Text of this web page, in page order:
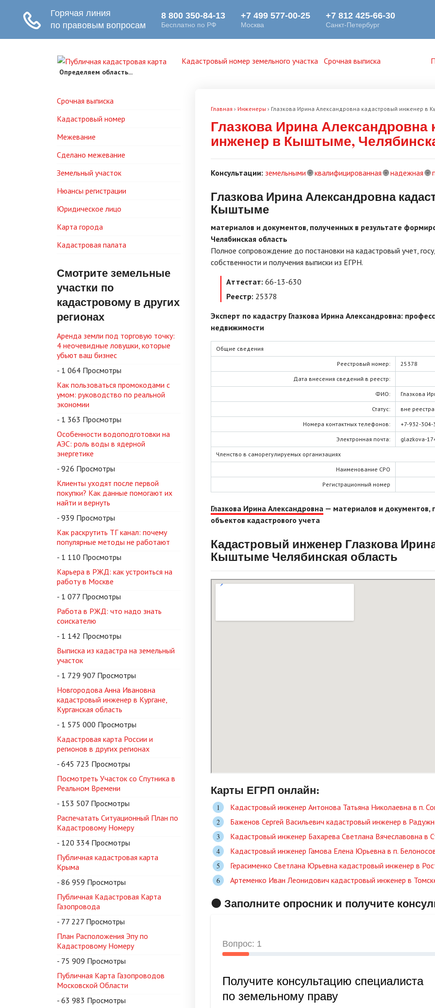
Кадастровый номер земельного участка Срочная выписка
Определяем область...
Главная › Инженеры › Глазкова Ирина Александровна кадастровый инженер в
Глазкова Ирина Александровна
инженер в Кыштыме,
Консультации: земельными🌐квалифицированная🌐надежная🌐
Глазкова Ирина Александровна
Кыштыме
материалов и документов, полученных в результате
Челябинская область
Полное сопровождение до постановки на кадастровый учет,
собственности и получения выписки из ЕГРН.
Аттестат: 66-13-630
Реестр: 25378
Эксперт по кадастру Глазкова Ирина Александровна:
недвижимости
Общие сведения
Реестровый номер: 25378
Дата внесения сведений в реестр:
ФИО: Глазкова
Статус: вне реестра
Номера контактных телефонов: +7-932-304-
Электронная почта: glazkova-
Членство в саморегулируемых организациях
Наименование СРО
Регистрационный номер
Глазкова Ирина Александровна — материалов и документов,
объектов кадастрового учета
Кадастровый инженер Глазкова
Кыштыме Челябинская область
Карты ЕГРП онлайн:
Кадастровый инженер Антонова Татьяна Николаевна в п.
Баженов Сергей Васильевич кадастровый инженер в
Кадастровый инженер Бахарева Светлана Вячеславовна в
Кадастровый инженер Гамова Елена Юрьевна в п.
Герасименко Светлана Юрьевна кадастровый инженер в
Артеменко Иван Леонидович кадастровый инженер в
🟠 Заполните опросник и получите
Срочная выписка
Кадастровый номер
Межевание
Сделано межевание
Земельный участок
Нюансы регистрации
Юридическое лицо
Карта города
Кадастровая палата
Смотрите земельные
участки по
кадастровому в других
регионах
Аренда земли под торговую точку:
4 неочевидные ловушки, которые
убьют ваш бизнес
- 1 064 Просмотры
Как пользоваться промокодами с
умом: руководство по реальной
экономии
- 1 363 Просмотры
Особенности водоподготовки на
АЭС: роль воды в ядерной
энергетике
- 926 Просмотры
Клиенты уходят после первой
покупки? Как данные помогают их
найти и вернуть
- 939 Просмотры
Как раскрутить ТГ канал: почему
популярные методы не работают
- 1 110 Просмотры
Карьера в РЖД: как устроиться на
работу в Москве
- 1 077 Просмотры
Работа в РЖД: что надо знать
соискателю
- 1 142 Просмотры
Выписка из кадастра на земельный
участок
- 1 729 907 Просмотры
Новгородова Анна Ивановна
кадастровый инженер в Кургане,
Курганская область
- 1 575 000 Просмотры
Кадастровая карта России и
регионов в других регионах
- 645 723 Просмотры
Посмотреть Участок со Спутника в
Реальном Времени
- 153 507 Просмотры
Распечатать Ситуационный План по
Кадастровому Номеру
- 120 334 Просмотры
Публичная кадастровая карта
Крыма
- 86 959 Просмотры
Публичная Кадастровая Карта
Газопровода
- 77 227 Просмотры
План Расположения Эпу по
Кадастровому Номеру
- 75 909 Просмотры
Публичная Карта Газопроводов
Московской Области
- 63 983 Просмотры